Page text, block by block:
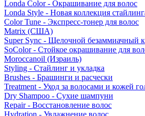
Londa Color - Окрашивание для волос
Londa Style - Новая коллекция
Color Tune - Экспресс-тонер для волос
Matrix (США)
Super Sync - Щелочной безаммиачный
SoColor - Стойкое окрашивание для
Moroccanoil (Израиль)
Styling - Стайлинг и укладка
Brushes - Брашинги и расчески
Treatment - Уход за волосами и кожей
Dry Shampoo - Сухие шампуни
Repair - Восстановление волос
Hydration - Увлажнение волос